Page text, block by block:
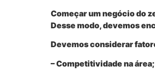
Começar um negócio do
Desse modo, devemos
Devemos considerar
– Competitividade na área;